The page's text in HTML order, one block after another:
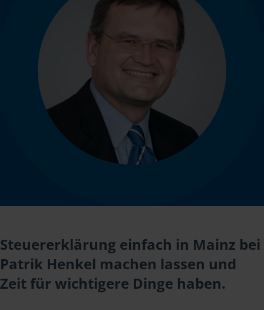
Steuererklärung einfach in Mainz bei
Patrik Henkel machen lassen und
Zeit für wichtigere Dinge haben.